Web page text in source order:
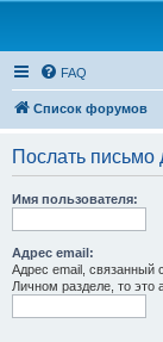
FAQ
Список форумов
Послать письмо
Имя пользователя:
Адрес email:
Адрес email, связанный
Личном разделе, то это